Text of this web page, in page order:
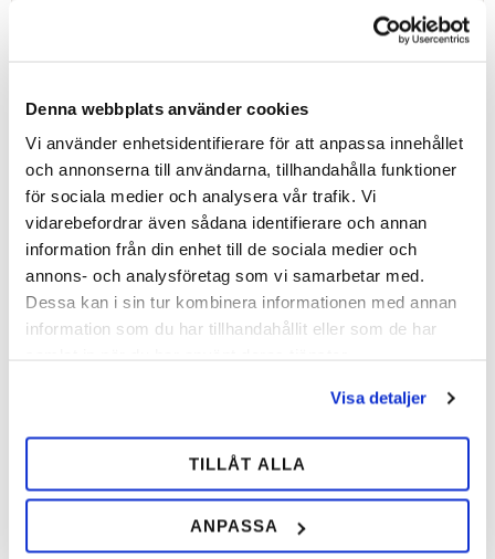
Denna webbplats använder cookies
Vi använder enhetsidentifierare för att anpassa innehållet
och annonserna till användarna, tillhandahålla funktioner
för sociala medier och analysera vår trafik. Vi
vidarebefordrar även sådana identifierare och annan
information från din enhet till de sociala medier och
annons- och analysföretag som vi samarbetar med.
Dessa kan i sin tur kombinera informationen med annan
information som du har tillhandahållit eller som de har
Visa detaljer
TILLÅT ALLA
ANPASSA
En del avKerckhaerts BFF-koncept.
Dela med dig
Facebook
Omdömen
Bli den första att lämna ett omdöme.